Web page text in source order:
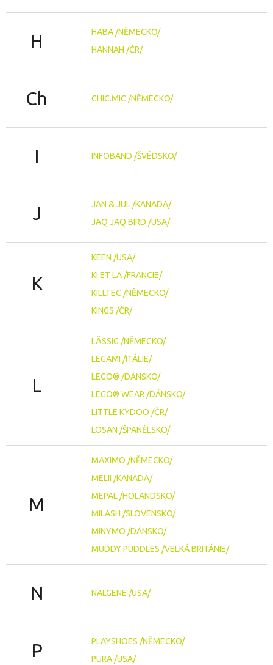
H
HABA /NĚMECKO/
HANNAH /ČR/
Ch CHIC.MIC /NĚMECKO/
I INFOBAND /ŠVÉDSKO/
J
JAN & JUL /KANADA/
JAQ JAQ BIRD /USA/
K
KEEN /USA/
KI ET LA /FRANCIE/
KILLTEC /NĚMECKO/
KINGS /ČR/
L
LÄSSIG /NĚMECKO/
LEGAMI /ITÁLIE/
LEGO® /DÁNSKO/
LEGO® WEAR /DÁNSKO/
LITTLE KYDOO /ČR/
LOSAN /ŠPANĚLSKO/
M
MAXIMO /NĚMECKO/
MELII /KANADA/
MEPAL /HOLANDSKO/
MILASH /SLOVENSKO/
MINYMO /DÁNSKO/
MUDDY PUDDLES /VELKÁ BRITÁNIE/
N NALGENE /USA/
P
PLAYSHOES /NĚMECKO/
PURA /USA/